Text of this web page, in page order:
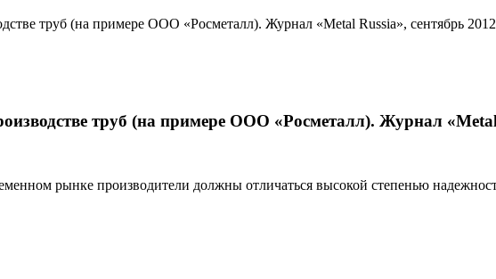
труб (на примере ООО «Росметалл). Журнал «Metal Russia», сентябрь
труб (на примере ООО «Росметалл). Журнал «Metal
рынке производители должны отличаться высокой степенью